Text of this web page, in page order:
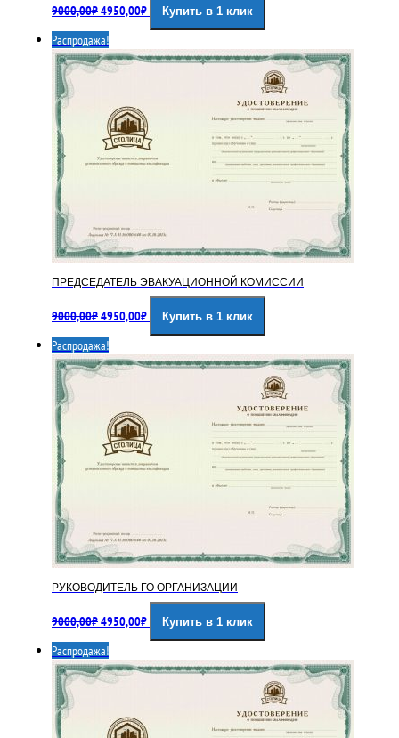
9000,00₽цена
составляла
9000,00₽.
4950,00₽цена:Купить в 1 клик
Распродажа!
ПРЕДСЕДАТЕЛЬ ЭВАКУАЦИОННОЙ КОМИССИИ
9000,00₽цена
составляла
9000,00₽.
4950,00₽цена:Купить в 1 клик
Распродажа!
РУКОВОДИТЕЛЬ ГО ОРГАНИЗАЦИИ
9000,00₽цена
составляла
9000,00₽.
4950,00₽цена:Купить в 1 клик
Распродажа!